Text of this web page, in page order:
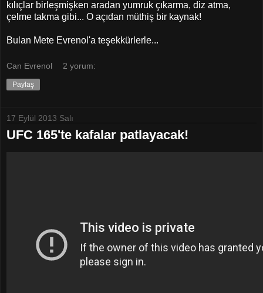
kılıçlar birleşmişken aradan yumruk çıkarma, diz atma,
çelme takma gibi... O açıdan müthiş bir kaynak!
Bulan Mete Evrenol'a teşekkürlerle...
Can Evrenol 2 yorum:
Paylaş
17 Eylül 2013 Salı
UFC 165'te kafalar patlayacak!